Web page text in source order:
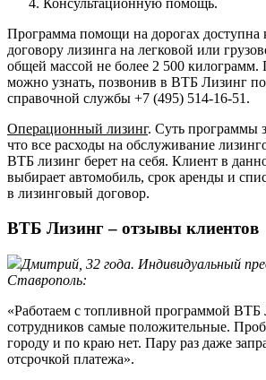
Консультационную помощь.
Программа помощи на дорогах доступна
договору лизинга на легковой или
общей массой не более 2 500 килограмм.
можно узнать, позвонив в ВТБ Лизинг
справочной службы +7 (495) 514-16-51.
Операционный лизинг. Суть программы
что все расходы на обслуживание
ВТБ лизинг берет на себя. Клиент в
выбирает автомобиль, срок аренды и
в лизинговый договор.
ВТБ Лизинг – отзывы клиентов
Дмитрий, 32 года. Индивидуальный
Ставрополь:
«Работаем с топливной программой ВТБ
сотрудников самые положительные.
городу и по краю нет. Пару раз даже
отсрочкой платежа».